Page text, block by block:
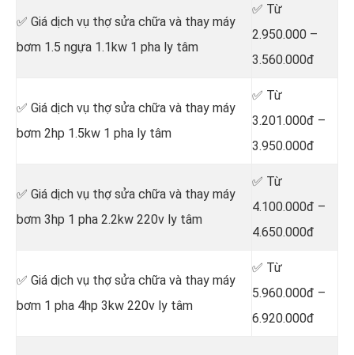
✅ Giá dịch vụ thợ sửa chữa và thay máy
bơm 1.5 ngựa 1.1kw 1 pha ly tâm
✅ Từ
2.950.000 –
3.560.000đ
✅ Giá dịch vụ thợ sửa chữa và thay máy
bơm 2hp 1.5kw 1 pha ly tâm
✅ Từ
3.201.000đ –
3.950.000đ
✅ Giá dịch vụ thợ sửa chữa và thay máy
bơm 3hp 1 pha 2.2kw 220v ly tâm
✅ Từ
4.100.000đ –
4.650.000đ
✅ Giá dịch vụ thợ sửa chữa và thay máy
bơm 1 pha 4hp 3kw 220v ly tâm
✅ Từ
5.960.000đ –
6.920.000đ